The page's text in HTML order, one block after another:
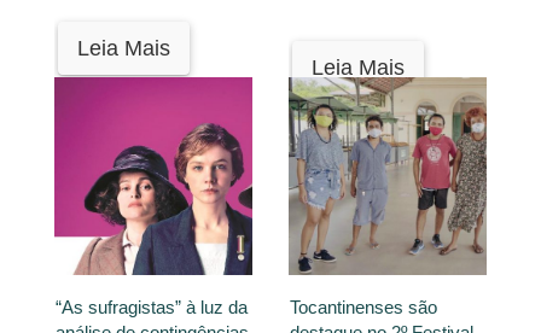
Leia Mais
Leia Mais
“As sufragistas” à luz da
Tocantinenses são